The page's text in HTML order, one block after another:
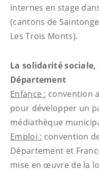
internes en stage
(cantons de
Les Trois Monts).
La solidarité
Département
Enfance : convention
pour développer un
médiathèque
Emploi : convention
Département et
mise en œuvre de la